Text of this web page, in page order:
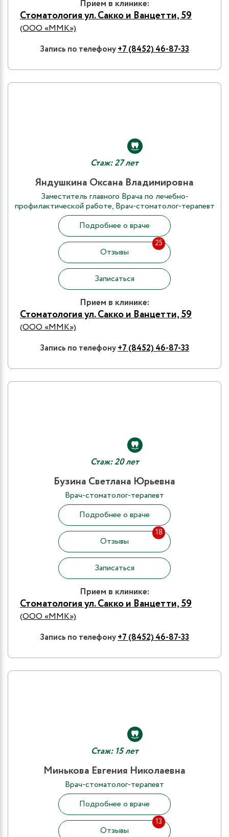
Прием в клинике:
Стоматология ул. Сакко и Ванцетти, 59
(ООО «ММК»)
Запись по телефону+7 (8452) 46-87-33
Стаж: 27 лет
Яндушкина Оксана Владимировна
Заместитель главного Врача по лечебно-
профилактической работе, Врач-стоматолог-терапевт
Подробнее о враче
Отзывы
25
Записаться
Прием в клинике:
Стоматология ул. Сакко и Ванцетти, 59
(ООО «ММК»)
Запись по телефону+7 (8452) 46-87-33
Стаж: 20 лет
Бузина Светлана Юрьевна
Врач-стоматолог-терапевт
Подробнее о враче
Отзывы
18
Записаться
Прием в клинике:
Стоматология ул. Сакко и Ванцетти, 59
(ООО «ММК»)
Запись по телефону+7 (8452) 46-87-33
Стаж: 15 лет
Минькова Евгения Николаевна
Врач-стоматолог-терапевт
Подробнее о враче
Отзывы
13